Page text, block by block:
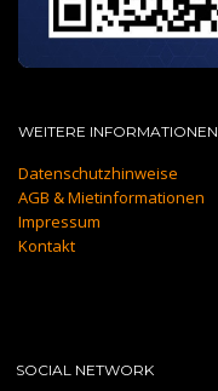
WEITERE INFORMATIONEN
Datenschutzhinweise
AGB & Mietinformationen
Impressum
Kontakt
SOCIAL NETWORK